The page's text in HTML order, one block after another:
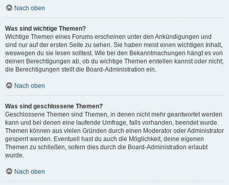
Nach oben
Was sind wichtige Themen?
Wichtige Themen eines Forums erscheinen unter den Ankündigungen und
sind nur auf der ersten Seite zu sehen. Sie haben meist einen wichtigen Inhalt,
weswegen du sie lesen solltest. Wie bei den Bekanntmachungen hängt es von
deinen Berechtigungen ab, ob du wichtige Themen erstellen kannst oder nicht;
die Berechtigungen stellt die Board-Administration ein.
Nach oben
Was sind geschlossene Themen?
Geschlossene Themen sind Themen, in denen nicht mehr geantwortet werden
kann und bei denen eine laufende Umfrage, falls vorhanden, beendet wurde.
Themen können aus vielen Gründen durch einen Moderator oder Administrator
gesperrt werden. Eventuell hast du auch die Möglichkeit, deine eigenen
Themen zu schließen, sofern dies durch die Board-Administration erlaubt
wurde.
Nach oben